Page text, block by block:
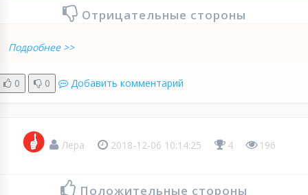
Отрицательные стороны
Подробнее >>
0 0 Добавить комментарий
Лера 2018-12-06 10:14:25 4 196
Положительные стороны